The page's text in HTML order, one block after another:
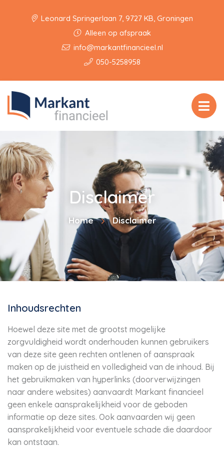
Leonard Springerlaan 7, 9727 KB, Groningen
Alleen op afspraak
info@markantfinancieel.nl
050-5258958
Disclaimer
Home Disclaimer
Inhoudsrechten
Hoewel deze site met de grootst mogelijke
zorgvuldigheid wordt onderhouden kunnen gebruikers
van deze site geen rechten ontlenen of aanspraak
maken op de juistheid en volledigheid van de inhoud. Bij
het gebruikmaken van hyperlinks (doorverwijzingen
naar andere websites) aanvaardt Markant financieel
geen enkele aansprakelijkheid voor de geboden
informatie op deze sites. Ook aanvaarden wij geen
aansprakelijkheid voor eventuele schade die daardoor
kan ontstaan.